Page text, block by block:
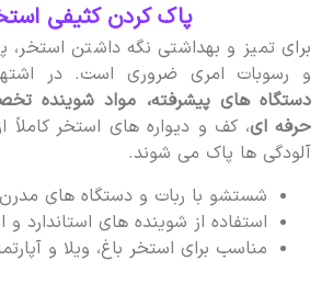
پاک کردن کثیفی
برای تمیز و بهداشتی نگه داشتن استخر،
و رسوبات امری ضروری است. در
دستگاه های پیشرفته، مواد شوینده
حرفه ای، کف و دیواره های استخر کاملاً
آلودگی ها پاک می شوند.
شستشو با ربات و دستگاه های مدرن
استفاده از شوینده های استاندارد و
مناسب برای استخر باغ، ویلا و